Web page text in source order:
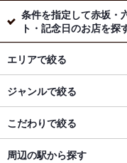
条件を指定して赤坂・
ト・記念日のお店を探
エリアで絞る
ジャンルで絞る
こだわりで絞る
周辺の駅から探す